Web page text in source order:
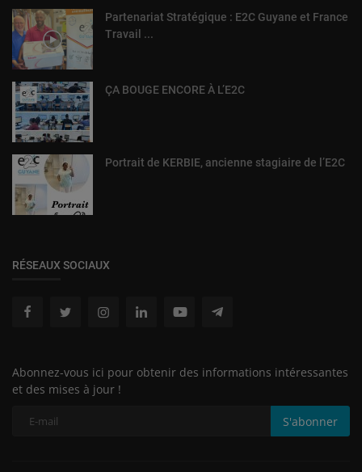
Partenariat Stratégique : E2C Guyane et France
Travail ...
ÇA BOUGE ENCORE À L’E2C
Portrait de KERBIE, ancienne stagiaire de l’E2C
RÉSEAUX SOCIAUX
Abonnez-vous ici pour obtenir des informations intéressantes
et des mises à jour !
S'abonner